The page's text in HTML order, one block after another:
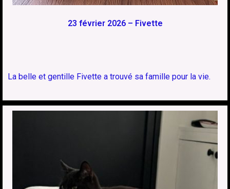
23 février 2026 – Fivette
La belle et gentille Fivette a trouvé sa famille pour la vie.